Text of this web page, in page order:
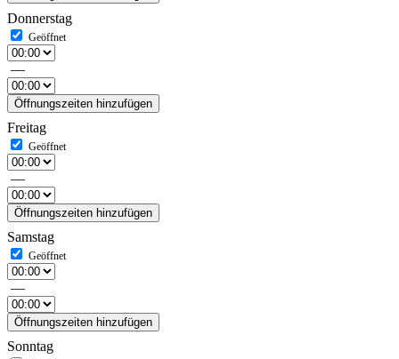
Donnerstag
—
Öffnungszeiten hinzufügen
Freitag
—
Öffnungszeiten hinzufügen
Samstag
—
Öffnungszeiten hinzufügen
Sonntag